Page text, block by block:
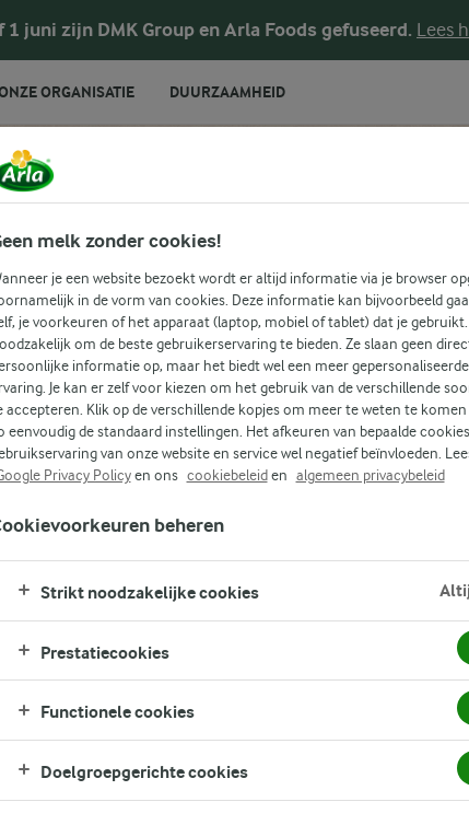
1 juni zijn DMK Group en Arla Foods gefuseerd. Lees
ORGANISATIE DUURZAAMHEID
TUSSEN
melk zonder cookies!
je een website bezoekt wordt er altijd informatie via je browser
in de vorm van cookies. Deze informatie kan bijvoorbeeld
je voorkeuren of het apparaat (laptop, mobiel of tablet) dat je gebruikt.
om de beste gebruikerservaring te bieden. Ze slaan geen
informatie op, maar het biedt wel een meer
Je kan er zelf voor kiezen om het gebruik van de verschillende
accepteren. Klik op de verschillende kopjes om meer te weten te
eenvoudig de standaard instellingen. Het afkeuren van bepaalde
van onze website en service wel negatief beïnvloeden.
Privacy Policyen ons cookiebeleiden algemeen privacybeleid
beheren
Strikt noodzakelijke cookies
Prestatiecookies
Functionele cookies
Doelgroepgerichte cookies